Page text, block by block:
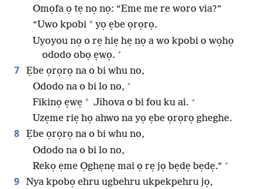
Omọfa ọ tẹ nọ nọ: “Eme me re woro via?”
“Uwo kpobi * yọ ẹbe ọrọrọ.
Uyoyou nọ o rẹ hiẹ hẹ nọ a wo kpobi o wọhọ
ododo obọ ẹwọ. +
7
Ẹbe ọrọrọ na o bi whu no,
Ododo na o bi lo no, +
Fikinọ ẹwẹ * Jihova o bi fou ku ai. +
Uzẹme riẹ họ ahwo na yọ ẹbe ọrọrọ gheghe.
8
Ẹbe ọrọrọ na o bi whu no,
Ododo na o bi lo no,
Rekọ ẹme Ọghẹnẹ mai ọ rẹ jọ bẹdẹ bẹdẹ.” +
9
Nya kpobọ ehru ugbehru ukpekpehru jọ,